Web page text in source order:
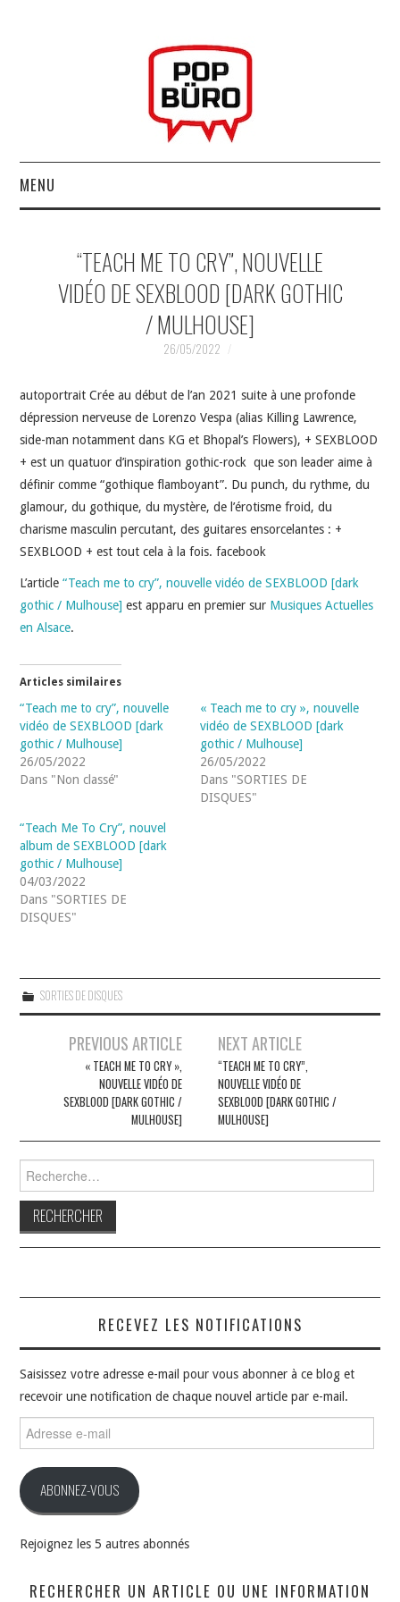
MENU
MUSIQUESACTUELLES.NET
GABBA GABBA HEY !
INDÉPENDANTS
DOKO
“TEACH ME TO CRY”, NOUVELLE
VIDÉO DE SEXBLOOD [DARK GOTHIC
/ MULHOUSE]
26/05/2022
autoportrait Crée au début de l’an 2021 suite à une profonde
dépression nerveuse de Lorenzo Vespa (alias Killing Lawrence,
side-man notamment dans KG et Bhopal’s Flowers), + SEXBLOOD
+ est un quatuor d’inspiration gothic-rock que son leader aime à
définir comme “gothique flamboyant”. Du punch, du rythme, du
glamour, du gothique, du mystère, de l’érotisme froid, du
charisme masculin percutant, des guitares ensorcelantes : +
SEXBLOOD + est tout cela à la fois. facebook
L’article“Teach me to cry”, nouvelle vidéo de SEXBLOOD [dark
gothic / Mulhouse] est apparu en premier sur Musiques Actuelles
en Alsace.
Articles similaires
“Teach me to cry”, nouvelle
vidéo de SEXBLOOD [dark
gothic / Mulhouse]
26/05/2022
Dans "Non classé"
« Teach me to cry », nouvelle
vidéo de SEXBLOOD [dark
gothic / Mulhouse]
26/05/2022
Dans "SORTIES DE
DISQUES"
“Teach Me To Cry”, nouvel
album de SEXBLOOD [dark
gothic / Mulhouse]
04/03/2022
Dans "SORTIES DE
DISQUES"
SORTIES DE DISQUES
Navigation
articles
PREVIOUS ARTICLE
« TEACH ME TO CRY »,
NOUVELLE VIDÉO DE
SEXBLOOD [DARK GOTHIC /
MULHOUSE]
NEXT ARTICLE
“TEACH ME TO CRY”,
NOUVELLE VIDÉO DE
SEXBLOOD [DARK GOTHIC /
MULHOUSE]
RECEVEZ LES NOTIFICATIONS
Saisissez votre adresse e-mail pour vous abonner à ce blog et
recevoir une notification de chaque nouvel article par e-mail.
e-
ABONNEZ-VOUS
Rejoignez les 5 autres abonnés
RECHERCHER UN ARTICLE OU UNE INFORMATION